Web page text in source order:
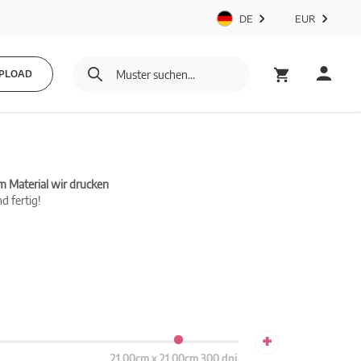
DE EUR
Material wir drucken
fertig!
+